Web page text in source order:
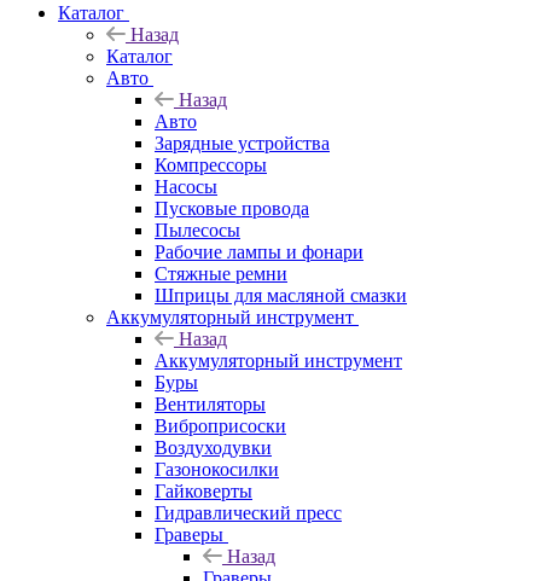
Каталог
Назад
Каталог
Авто
Назад
Авто
Зарядные устройства
Компрессоры
Насосы
Пусковые провода
Пылесосы
Рабочие лампы и фонари
Стяжные ремни
Шприцы для масляной смазки
Аккумуляторный инструмент
Назад
Аккумуляторный инструмент
Буры
Вентиляторы
Виброприсоски
Воздуходувки
Газонокосилки
Гайковерты
Гидравлический пресс
Граверы
Назад